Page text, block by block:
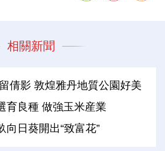
相關新聞
倩影 敦煌雅丹地質公園好美
育良種 做強玉米産業
向日葵開出“致富花”